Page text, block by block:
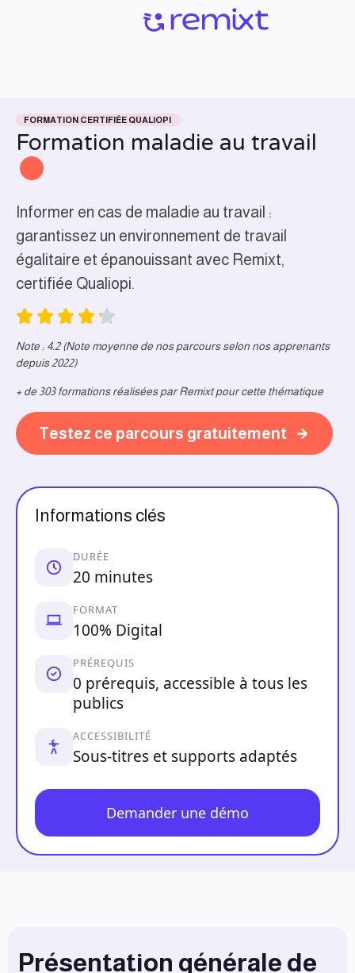
FORMATION CERTIFIÉE QUALIOPI
Formation maladie au travail
Informer en cas de maladie au travail :
garantissez un environnement de travail
égalitaire et épanouissant avec Remixt,
certifiée Qualiopi.
Note : 4.2 (Note moyenne de nos parcours selon nos apprenants
depuis 2022)
+ de 303 formations réalisées par Remixt pour cette thématique
Testez ce parcours gratuitement
Informations clés
DURÉE
20 minutes
FORMAT
100% Digital
PRÉREQUIS
0 prérequis, accessible à tous les
publics
ACCESSIBILITÉ
Sous-titres et supports adaptés
Demander une démo
Présentation générale de